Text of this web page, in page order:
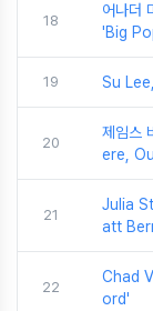
18
어나더
'Big
19 Su
20
제임스
ere,
21
Julia
att
22
Chad
ord'